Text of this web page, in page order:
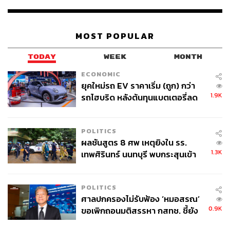
Property Backed Loan เศรษฐกิจ
45
อิทธิพันธ์ เจียกเจิม
ผู้ช่วยผู้จัดการใหญ่ ผู้บริหารฝ่าย Investment
Product ธนาคารไทยพาณิชย์
MOST POPULAR
TODAY WEEK MONTH
ECONOMIC
ยุคใหม่รถ EV ราคาเริ่ม (ถูก) กว่า
รถไฮบริด หลังต้นทุนแบตเตอรี่ลด
1.9K
POLITICS
ผลชันสูตร 8 ศพ เหตุยิงใน รร.
เทพศิรินทร์ นนทบุรี พบกระสุนเข้า
1.3K
POLITICS
ศาลปกครองไม่รับฟ้อง ‘หมอสรณ’
ขอเพิกถอนมติสรรหา กสทช. ชี้ยัง
0.9K